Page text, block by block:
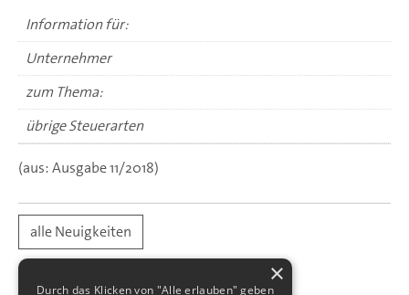
Information für:
Unternehmer
zum Thema:
übrige Steuerarten
(aus: Ausgabe 11/2018)
alle Neuigkeiten
×
Durch das Klicken von "Alle erlauben" geben